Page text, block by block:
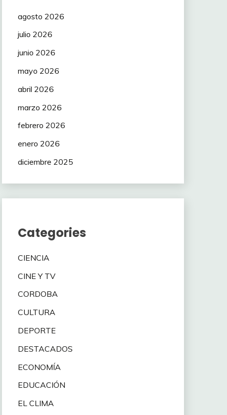
agosto 2026
julio 2026
junio 2026
mayo 2026
abril 2026
marzo 2026
febrero 2026
enero 2026
diciembre 2025
Categories
CIENCIA
CINE Y TV
CORDOBA
CULTURA
DEPORTE
DESTACADOS
ECONOMÍA
EDUCACIÓN
EL CLIMA